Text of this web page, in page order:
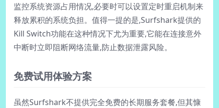
监控系统资源占用情况,必要时可以设置定时重启机制来
释放累积的系统负担。值得一提的是,Surfshark提供的
Kill Switch功能在这种情况下尤为重要,它能在连接意外
中断时立即阻断网络流量,防止数据泄露风险。
免费试用体验方案
虽然Surfshark不提供完全免费的长期服务套餐,但其慷